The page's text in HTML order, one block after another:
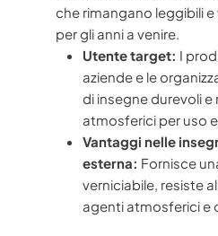
che rimangano leggibili
per gli anni a venire.
Utente target: I
aziende e le
di insegne durevoli
atmosferici per uso
Vantaggi nelle
esterna: Fornisce
verniciabile, resiste
agenti atmosferici e